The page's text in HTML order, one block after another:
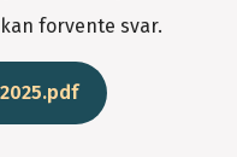
forvente svar.